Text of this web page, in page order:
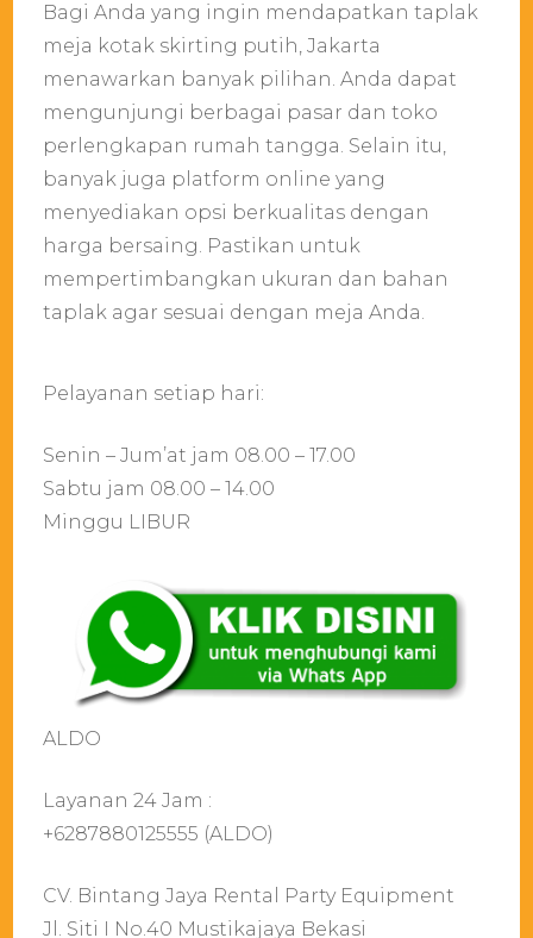
Bagi Anda yang ingin mendapatkan taplak
meja kotak skirting putih, Jakarta
menawarkan banyak pilihan. Anda dapat
mengunjungi berbagai pasar dan toko
perlengkapan rumah tangga. Selain itu,
banyak juga platform online yang
menyediakan opsi berkualitas dengan
harga bersaing. Pastikan untuk
mempertimbangkan ukuran dan bahan
taplak agar sesuai dengan meja Anda.
Pelayanan setiap hari:
Senin – Jum’at jam 08.00 – 17.00
Sabtu jam 08.00 – 14.00
Minggu LIBUR
ALDO
Layanan 24 Jam :
+6287880125555 (ALDO)
CV. Bintang Jaya Rental Party Equipment
Jl. Siti I No.40 Mustikajaya Bekasi